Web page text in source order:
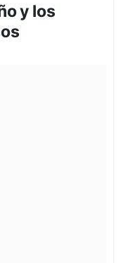
y los